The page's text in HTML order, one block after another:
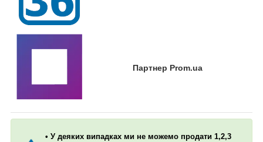
Партнер Prom.ua
• У деяких випадках ми не можемо продати 1,2,3